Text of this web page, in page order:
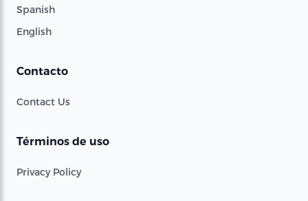
Spanish
English
Contacto
Contact Us
Términos de uso
Privacy Policy